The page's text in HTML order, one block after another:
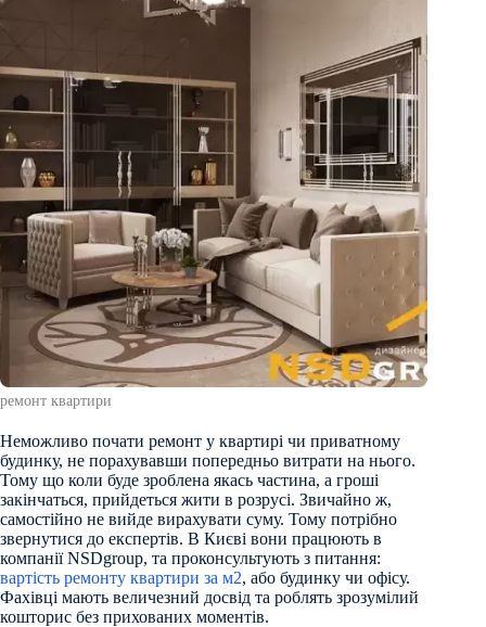
ремонт квартири
Неможливо почати ремонт у квартирі чи приватному
будинку, не порахувавши попередньо витрати на нього.
Тому що коли буде зроблена якась частина, а гроші
закінчаться, прийдеться жити в розрусі. Звичайно ж,
самостійно не вийде вирахувати суму. Тому потрібно
звернутися до експертів. В Києві вони працюють в
компанії NSDgroup, та проконсультують з питання:
вартість ремонту квартири за м2, або будинку чи офісу.
Фахівці мають величезний досвід та роблять зрозумілий
кошторис без прихованих моментів.